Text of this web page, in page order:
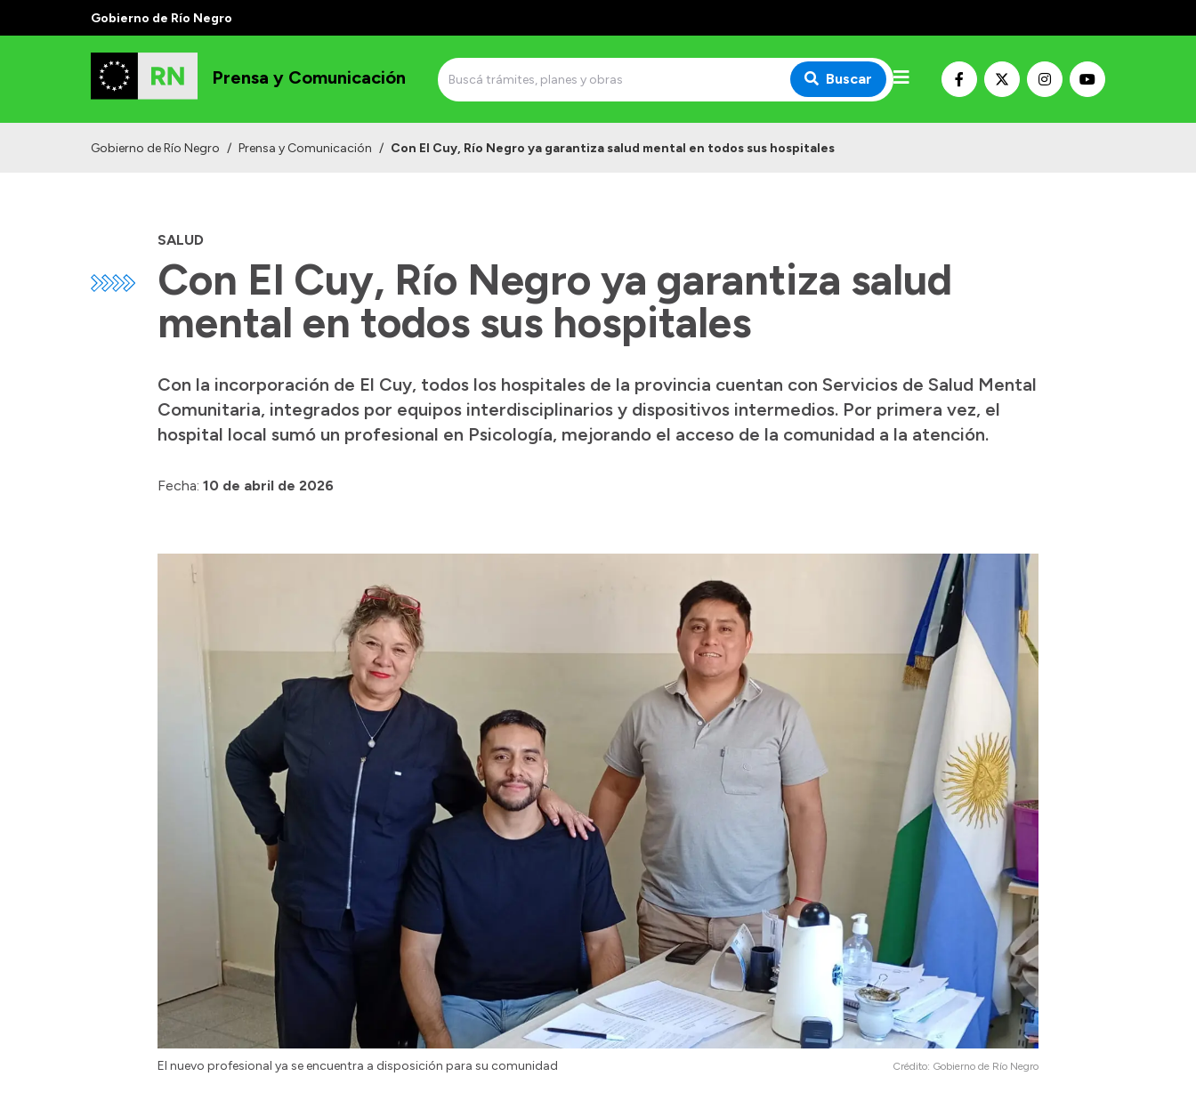
Gobierno de Río Negro
Prensa y Comunicación Buscar
Gobierno de Río Negro / Prensa y Comunicación / Con El Cuy, Río Negro ya garantiza salud mental en todos sus hospitales
SALUD
Con El Cuy, Río Negro ya garantiza salud
mental en todos sus hospitales
Con la incorporación de El Cuy, todos los hospitales de la provincia cuentan con Servicios de Salud Mental
Comunitaria, integrados por equipos interdisciplinarios y dispositivos intermedios. Por primera vez, el
hospital local sumó un profesional en Psicología, mejorando el acceso de la comunidad a la atención.
Fecha: 10 de abril de 2026
El nuevo profesional ya se encuentra a disposición para su comunidad Crédito: Gobierno de Río Negro